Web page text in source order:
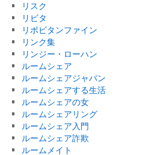
リスク
リビタ
リポビタンファイン
リンク集
リンジー・ローハン
ルームシェア
ルームシェアジャパン
ルームシェアする生活
ルームシェアの女
ルームシェアリング
ルームシェア入門
ルームシェア詐欺
ルームメイト